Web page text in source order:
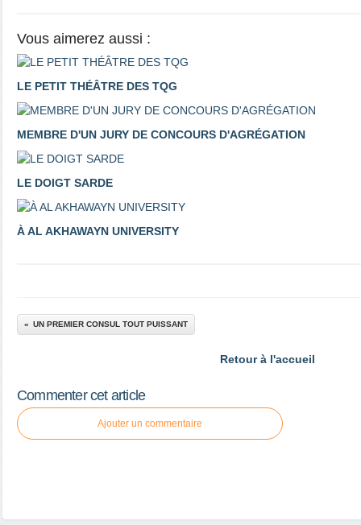
Vous aimerez aussi :
LE PETIT THÉÂTRE DES TQG
MEMBRE D'UN JURY DE CONCOURS D'AGRÉGATION
LE DOIGT SARDE
À AL AKHAWAYN UNIVERSITY
UN PREMIER CONSUL TOUT PUISSANT
Retour à l'accueil
Commenter cet article
Ajouter un commentaire